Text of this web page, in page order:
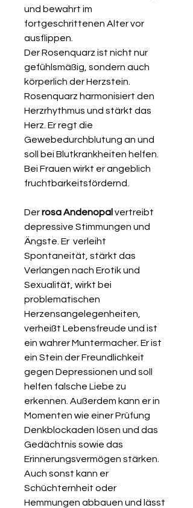
und bewahrt im
fortgeschrittenen Alter vor
ausflippen.
Der Rosenquarz ist nicht nur
gefühlsmäßig, sondern auch
körperlich der Herzstein.
Rosenquarz harmonisiert den
Herzrhythmus und stärkt das
Herz. Er regt die
Gewebedurchblutung an und
soll bei Blutkrankheiten helfen.
Bei Frauen wirkt er angeblich
fruchtbarkeitsfördernd.
Derrosa Andenopal vertreibt
depressive Stimmungen und
Ängste. Er verleiht
Spontaneität, stärkt das
Verlangen nach Erotik und
Sexualität, wirkt bei
problematischen
Herzensangelegenheiten,
verheißt Lebensfreude und ist
ein wahrer Muntermacher. Er ist
ein Stein der Freundlichkeit
gegen Depressionen und soll
helfen falsche Liebe zu
erkennen. Außerdem kann er in
Momenten wie einer Prüfung
Denkblockaden lösen und das
Gedächtnis sowie das
Erinnerungsvermögen stärken.
Auch sonst kann er
Schüchternheit oder
Hemmungen abbauen und lässt